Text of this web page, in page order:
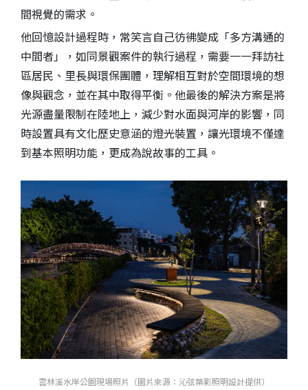
間視覺的需求。
他回憶設計過程時，常笑言自己彷彿變成「多方溝通的
中間者」，如同景觀案件的執行過程，需要一一拜訪社
區居民、里長與環保團體，理解相互對於空間環境的想
像與觀念，並在其中取得平衡。他最後的解決方案是將
光源盡量限制在陸地上，減少對水面與河岸的影響，同
時設置具有文化歷史意涵的燈光裝置，讓光環境不僅達
到基本照明功能，更成為說故事的工具。
雲林溪水岸公園現場照片（圖片來源：沁弦築影照明設計提供）